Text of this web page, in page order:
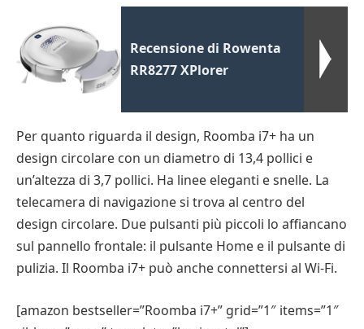
Recensione di Rowenta
RR8277 XPlorer
Per quanto riguarda il design, Roomba i7+ ha un
design circolare con un diametro di 13,4 pollici e
un’altezza di 3,7 pollici. Ha linee eleganti e snelle. La
telecamera di navigazione si trova al centro del
design circolare. Due pulsanti più piccoli lo affiancano
sul pannello frontale: il pulsante Home e il pulsante di
pulizia. Il Roomba i7+ può anche connettersi al Wi-Fi.
[amazon bestseller=”Roomba i7+” grid=”1″ items=”1″